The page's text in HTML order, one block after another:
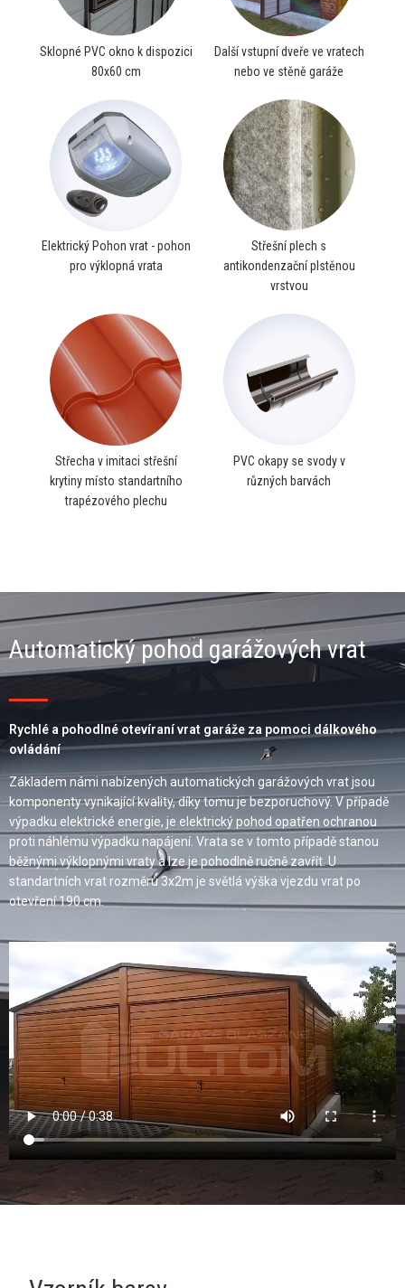
Sklopné PVC okno k dispozici
80x60 cm
Další vstupní dveře ve vratech
nebo ve stěně garáže
Elektrický Pohon vrat - pohon
pro výklopná vrata
Střešní plech s
antikondenzační plstěnou
vrstvou
Střecha v imitaci střešní
krytiny místo standartního
trapézového plechu
PVC okapy se svody v
různých barvách
Automatický pohod garážových vrat
Rychlé a pohodlné otevíraní vrat garáže za pomoci dálkového
ovládání
Základem námi nabízených automatických garážových vrat jsou
komponenty vynikající kvality, díky tomu je bezporuchový. V případě
výpadku elektrické energie, je elektrický pohod opatřen ochranou
proti náhlému výpadku napájení. Vrata se v tomto případě stanou
běžnými výklopnými vraty a lze je pohodlně ručně zavřít. U
standartních vrat rozměru 3x2m je světlá výška vjezdu vrat po
otevření 190 cm.